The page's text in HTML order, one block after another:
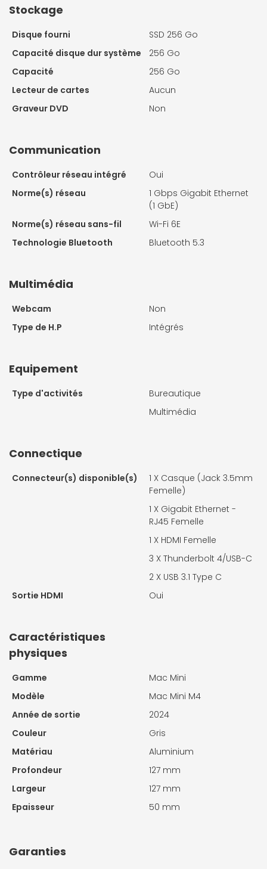
Stockage
Disque fourni
SSD 256 Go
Capacité disque dur système
256 Go
Capacité
256 Go
Lecteur de cartes
Aucun
Graveur DVD
Non
Communication
Contrôleur réseau intégré
Oui
Norme(s) réseau
1 Gbps Gigabit Ethernet
(1 GbE)
Norme(s) réseau sans-fil
Wi-Fi 6E
Technologie Bluetooth
Bluetooth 5.3
Multimédia
Webcam
Non
Type de H.P
Intégrés
Equipement
Type d'activités
Bureautique
Multimédia
Connectique
Connecteur(s) disponible(s) 1 X Casque (Jack 3.5mm
Femelle)
1 X Gigabit Ethernet -
RJ45 Femelle
1 X HDMI Femelle
3 X Thunderbolt 4/USB-C
2 X USB 3.1 Type C
Sortie HDMI
Oui
Caractéristiques
physiques
Gamme
Mac Mini
Modèle
Mac Mini M4
Année de sortie
2024
Couleur
Gris
Matériau
Aluminium
Profondeur
127 mm
Largeur
127 mm
Epaisseur
50 mm
Garanties